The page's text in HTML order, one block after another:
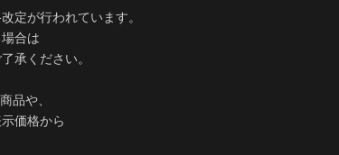
定が行われています。
合は
承ください。
品や、
価格から